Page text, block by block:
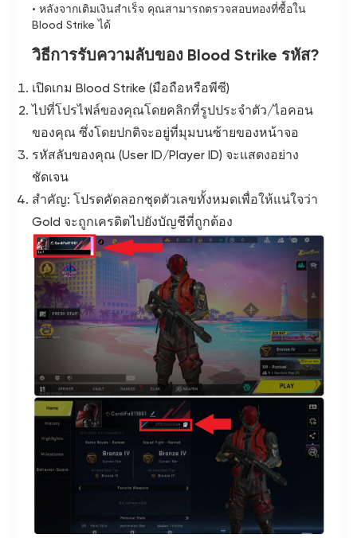
• หลังจากเติมเงินสำเร็จ คุณสามารถตรวจสอบทองที่ซื้อใน
Blood Strike ได้
วิธีการรับความลับของ Blood Strike รหัส?
เปิดเกม Blood Strike (มือถือหรือพีซี)
ไปที่โปรไฟล์ของคุณโดยคลิกที่รูปประจำตัว/ไอคอน
ของคุณ ซึ่งโดยปกติจะอยู่ที่มุมบนซ้ายของหน้าจอ
รหัสลับของคุณ (User ID/Player ID) จะแสดงอย่าง
ชัดเจน
สำคัญ: โปรดคัดลอกชุดตัวเลขทั้งหมดเพื่อให้แน่ใจว่า
Gold จะถูกเครดิตไปยังบัญชีที่ถูกต้อง